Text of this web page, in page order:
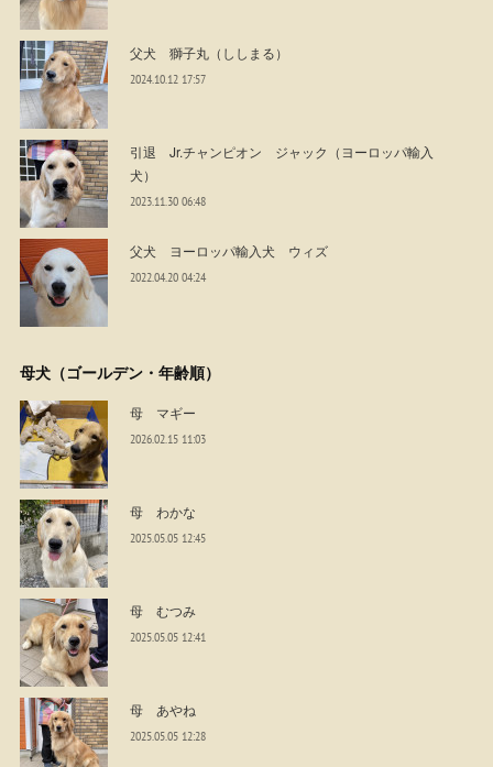
父犬 獅子丸（ししまる）
2024.10.12 17:57
引退 Jr.チャンピオン ジャック（ヨーロッパ輸入
犬）
2023.11.30 06:48
父犬 ヨーロッパ輸入犬 ウィズ
2022.04.20 04:24
母犬（ゴールデン・年齢順）
母 マギー
2026.02.15 11:03
母 わかな
2025.05.05 12:45
母 むつみ
2025.05.05 12:41
母 あやね
2025.05.05 12:28